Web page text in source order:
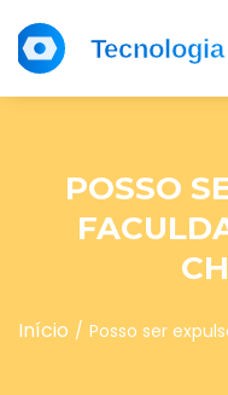
POSSO
Início Posso ser